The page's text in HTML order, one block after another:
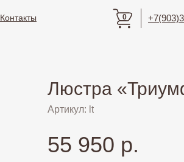
Контакты 0
55 950 р.
Артикул: lt
Люстра